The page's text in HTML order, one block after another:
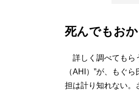
死んでもお
詳しく調べてもら
（AHI）”が、もぐ
担は計り知れない。